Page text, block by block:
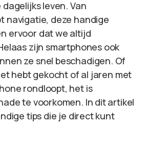
leven. Van
navigatie, deze handige
ervoor dat we altijd
zijn smartphones ook
ze snel beschadigen. Of
hebt gekocht of al jaren met
rondloopt, het is
te voorkomen. In dit artikel
tips die je direct kunt